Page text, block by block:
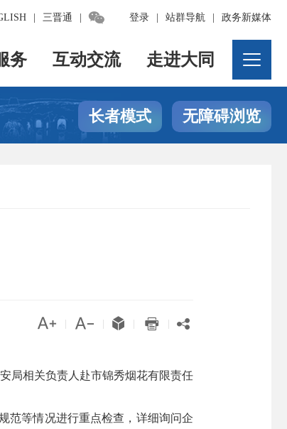
登录 站群导航 政务新媒体
三晋通 
务 互动交流 走进大同
长者模式 无障碍浏览
    
局相关负责人赴市锦秀烟花有限责任
范等情况进行重点检查，详细询问企